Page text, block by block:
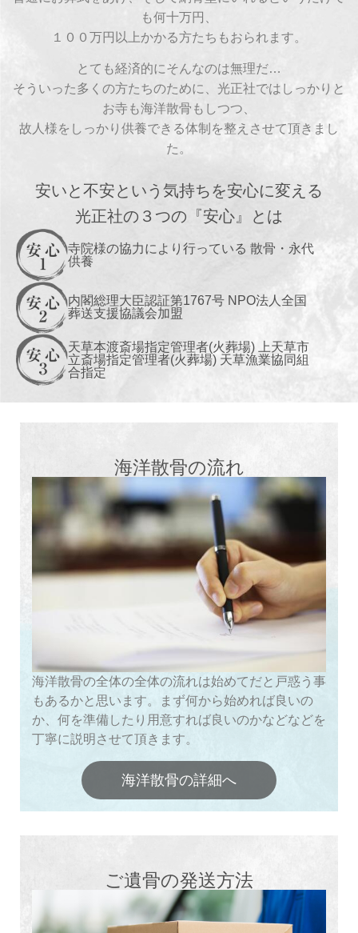
も何十万円、
１００万円以上かかる方たちもおられます。
とても経済的にそんなのは無理だ…
そういった多くの方たちのために、光正社ではしっかりと
お寺も海洋散骨もしつつ、
故人様をしっかり供養できる体制を整えさせて頂きまし
た。
安いと不安という気持ちを安心に変える
光正社の３つの『安心』とは
寺院様の協力により行っている 散骨・永代
供養
内閣総理大臣認証第1767号 NPO法人全国
葬送支援協議会加盟
天草本渡斎場指定管理者(火葬場) 上天草市
立斎場指定管理者(火葬場) 天草漁業協同組
合指定
海洋散骨の流れ
海洋散骨の全体の全体の流れは始めてだと戸惑う事
もあるかと思います。まず何から始めれば良いの
か、何を準備したり用意すれば良いのかなどなどを
丁寧に説明させて頂きます。
海洋散骨の詳細へ
ご遺骨の発送方法